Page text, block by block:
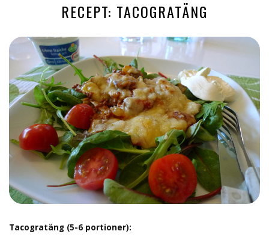
RECEPT: TACOGRATÄNG
Tacogratäng (5-6 portioner):